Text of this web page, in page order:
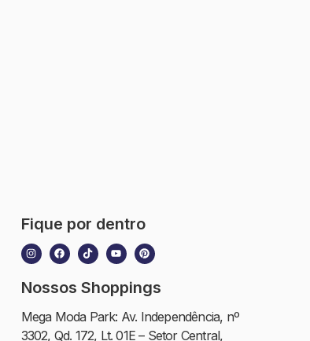
Fique por dentro
Nossos Shoppings
Mega Moda Park: Av. Independência, nº
3302, Qd. 172, Lt. 01E – Setor Central,